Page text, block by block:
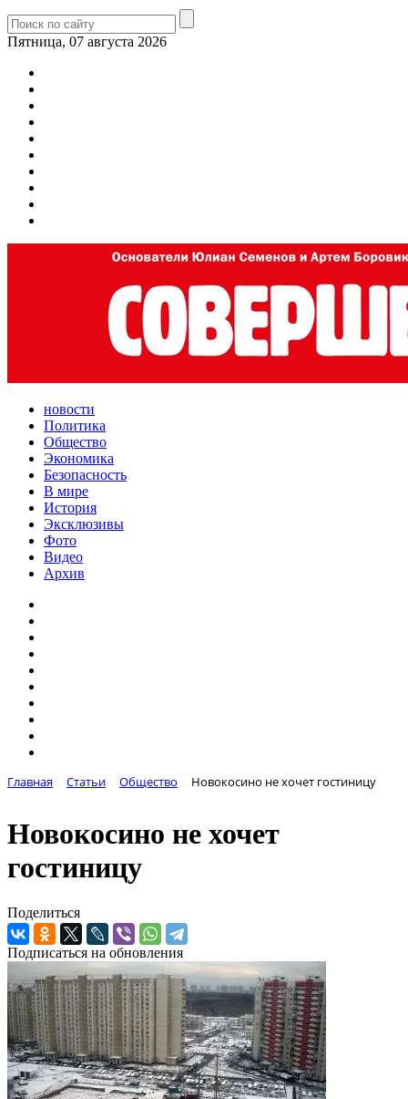
Пятница, 07 августа 2026
новости
Политика
Общество
Экономика
Безопасность
В мире
История
Эксклюзивы
Фото
Видео
Архив
Главная Статьи Общество Новокосино не хочет гостиницу
Новокосино не хочет
гостиницу
Поделиться
Подписаться на обновления